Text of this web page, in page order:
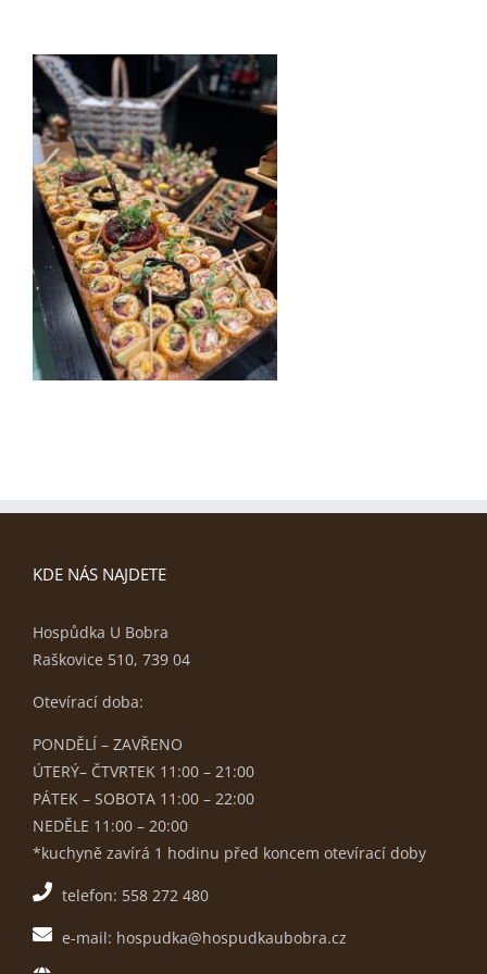
KDE NÁS NAJDETE
Hospůdka U Bobra
Raškovice 510, 739 04
Otevírací doba:
PONDĚLÍ – ZAVŘENO
ÚTERÝ– ČTVRTEK 11:00 – 21:00
PÁTEK – SOBOTA 11:00 – 22:00
NEDĚLE 11:00 – 20:00
*kuchyně zavírá 1 hodinu před koncem otevírací doby
telefon: 558 272 480
e-mail: hospudka@hospudkaubobra.cz